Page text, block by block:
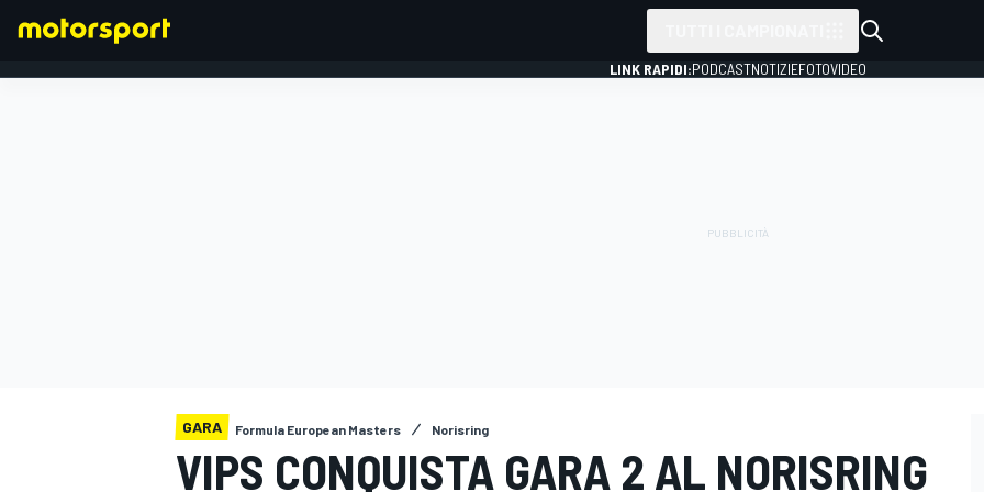
LINK RAPIDI:PODCASTNOTIZIEFOTOVIDEO
GARA Formula European Masters Norisring
VIPS CONQUISTA GARA 2 AL NORISRING